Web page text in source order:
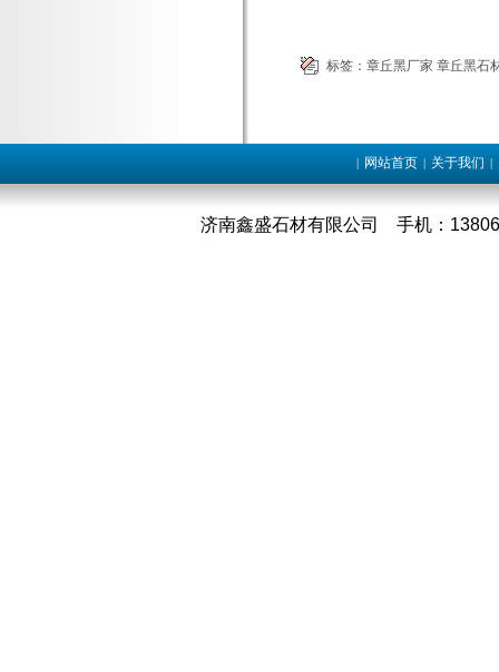
标签： 章丘黑厂家 章丘黑石
| 网站首页 | 关于我们 |
济南鑫盛石材有限公司 手机：